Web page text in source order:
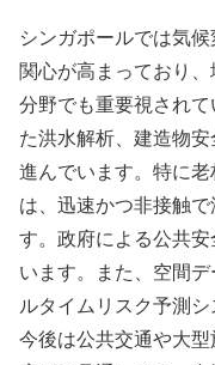
シンガポールでは気
関心が高まっており
分野でも重要視され
た洪水解析、建造物
進んでいます。特に
は、迅速かつ非接触
す。政府による公共
います。また、空間
ルタイムリスク予測
今後は公共交通や大